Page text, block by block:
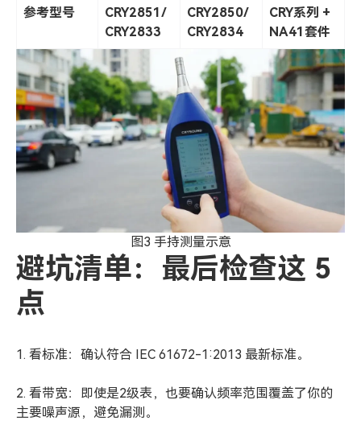
参考型号
CRY2851/
CRY2833
CRY2850/
CRY2834
CRY系列 +
NA41套件
图3 手持测量示意
避坑清单：最后检查这 5
点
1. 看标准：确认符合 IEC 61672-1:2013 最新标准。
2. 看带宽：即使是2级表，也要确认频率范围覆盖了你的
主要噪声源，避免漏测。